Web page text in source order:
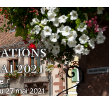
2021
27 mai 2021